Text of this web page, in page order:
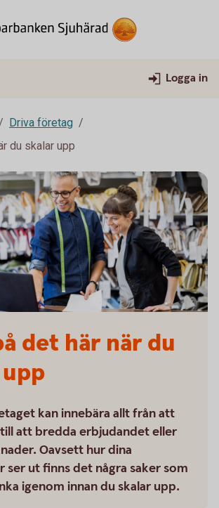
Logga in
Driva företag
du skalar upp
det här när du
kan innebära allt från att
att bredda erbjudandet eller
Oavsett hur dina
ser ut finns det några saker som
igenom innan du skalar upp.